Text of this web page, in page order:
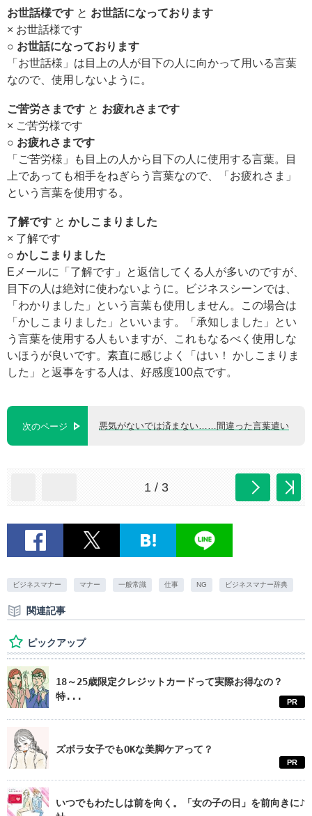
お世話様です と お世話になっております
× お世話様です
○ お世話になっております
「お世話様」は目上の人が目下の人に向かって用いる言葉
なので、使用しないように。
ご苦労さまです と お疲れさまです
× ご苦労様です
○ お疲れさまです
「ご苦労様」も目上の人から目下の人に使用する言葉。目
上であっても相手をねぎらう言葉なので、「お疲れさま」
という言葉を使用する。
了解です と かしこまりました
× 了解です
○ かしこまりました
Eメールに「了解です」と返信してくる人が多いのですが、
目下の人は絶対に使わないように。ビジネスシーンでは、
「わかりました」という言葉も使用しません。この場合は
「かしこまりました」といいます。「承知しました」とい
う言葉を使用する人もいますが、これもなるべく使用しな
いほうが良いです。素直に感じよく「はい！ かしこまりま
した」と返事をする人は、好感度100点です。
次のページ 悪気がないでは済まない……間違った言葉遣い
1 / 3
ビジネスマナー マナー 一般常識 仕事 NG ビジネスマナー辞典
関連記事
ピックアップ
18～25歳限定クレジットカードって実際お得なの？
特...
PR
ズボラ女子でもOKな美脚ケアって？
PR
いつでもわたしは前を向く。「女の子の日」を前向きに♪